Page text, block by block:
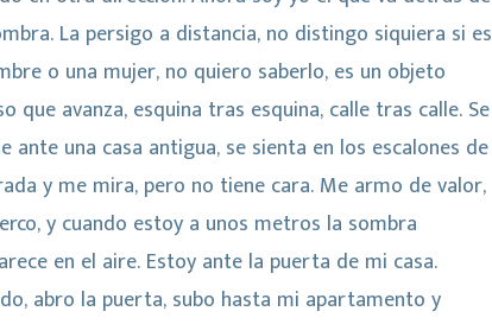
La persigo a distancia, no distingo siquiera si es
o una mujer, no quiero saberlo, es un objeto
que avanza, esquina tras esquina, calle tras calle. Se
ante una casa antigua, se sienta en los escalones de
y me mira, pero no tiene cara. Me armo de valor,
y cuando estoy a unos metros la sombra
en el aire. Estoy ante la puerta de mi casa.
abro la puerta, subo hasta mi apartamento y